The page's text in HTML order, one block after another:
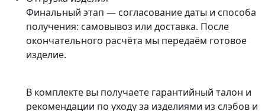
Финальный этап — согласование даты и способа
получения: самовывоз или доставка. После
окончательного расчёта мы передаём готовое
изделие.
В комплекте вы получаете гарантийный талон и
рекомендации по уходу за изделиями из слэбов и